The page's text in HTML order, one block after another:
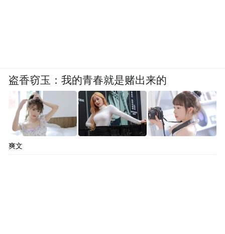
盗香窃玉：我的青春就是赌出来的
爽文